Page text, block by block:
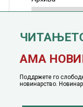
јануари, 1991
АМА
Поддржете го
новинарство.